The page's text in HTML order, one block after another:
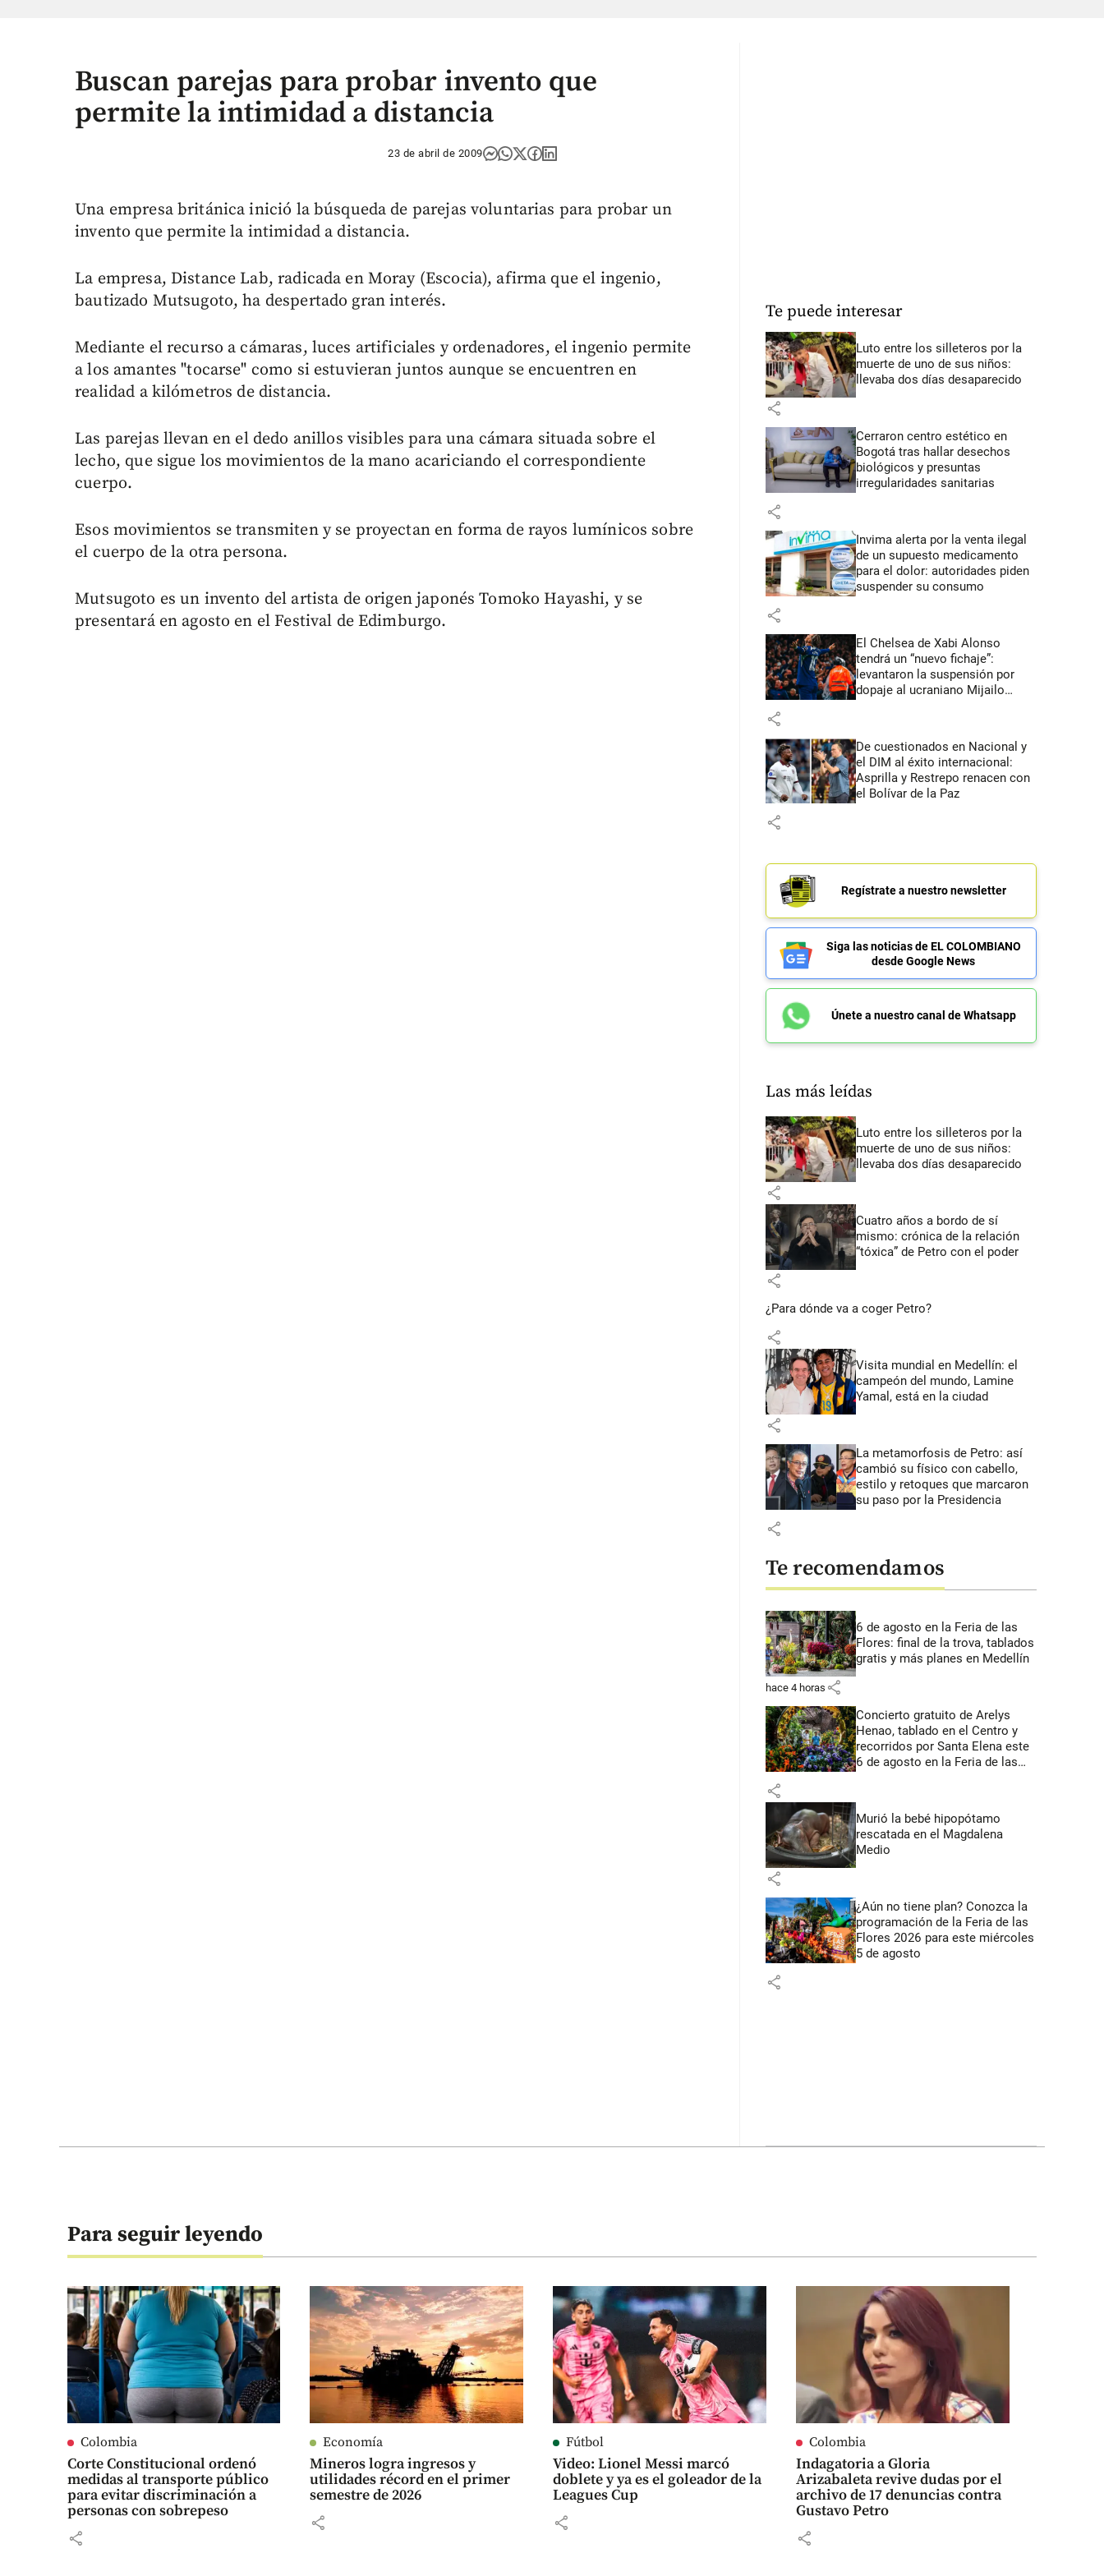
Buscan parejas para probar invento que
permite la intimidad a distancia
23 de abril de 2009
Una empresa británica inició la búsqueda de parejas voluntarias para probar un
invento que permite la intimidad a distancia.
La empresa, Distance Lab, radicada en Moray (Escocia), afirma que el ingenio,
bautizado Mutsugoto, ha despertado gran interés.
Mediante el recurso a cámaras, luces artificiales y ordenadores, el ingenio permite
a los amantes "tocarse" como si estuvieran juntos aunque se encuentren en
realidad a kilómetros de distancia.
Las parejas llevan en el dedo anillos visibles para una cámara situada sobre el
lecho, que sigue los movimientos de la mano acariciando el correspondiente
cuerpo.
Esos movimientos se transmiten y se proyectan en forma de rayos lumínicos sobre
el cuerpo de la otra persona.
Mutsugoto es un invento del artista de origen japonés Tomoko Hayashi, y se
presentará en agosto en el Festival de Edimburgo.
Te puede interesar
Luto entre los silleteros por la
muerte de uno de sus niños:
llevaba dos días desaparecido
share
Cerraron centro estético en
Bogotá tras hallar desechos
biológicos y presuntas
irregularidades sanitarias
share
Invima alerta por la venta ilegal
de un supuesto medicamento
para el dolor: autoridades piden
suspender su consumo
share
El Chelsea de Xabi Alonso
tendrá un “nuevo fichaje”:
levantaron la suspensión por
dopaje al ucraniano Mijailo
share
De cuestionados en Nacional y
el DIM al éxito internacional:
Asprilla y Restrepo renacen con
el Bolívar de la Paz
share
Regístrate a nuestro newsletter
Siga las noticias de EL COLOMBIANO
desde Google News
Únete a nuestro canal de Whatsapp
Las más leídas
Luto entre los silleteros por la
muerte de uno de sus niños:
llevaba dos días desaparecido
share
Cuatro años a bordo de sí
mismo: crónica de la relación
“tóxica” de Petro con el poder
share
¿Para dónde va a coger Petro?
share
Visita mundial en Medellín: el
campeón del mundo, Lamine
Yamal, está en la ciudad
share
La metamorfosis de Petro: así
cambió su físico con cabello,
estilo y retoques que marcaron
su paso por la Presidencia
share
Te recomendamos
6 de agosto en la Feria de las
Flores: final de la trova, tablados
gratis y más planes en Medellín
hace 4 horas share
Concierto gratuito de Arelys
Henao, tablado en el Centro y
recorridos por Santa Elena este
6 de agosto en la Feria de las
share
Murió la bebé hipopótamo
rescatada en el Magdalena
Medio
share
¿Aún no tiene plan? Conozca la
programación de la Feria de las
Flores 2026 para este miércoles
5 de agosto
share
Para seguir leyendo
Colombia
Corte Constitucional ordenó
medidas al transporte público
para evitar discriminación a
personas con sobrepeso
share
Economía
Mineros logra ingresos y
utilidades récord en el primer
semestre de 2026
share
Fútbol
Video: Lionel Messi marcó
doblete y ya es el goleador de la
Leagues Cup
share
Colombia
Indagatoria a Gloria
Arizabaleta revive dudas por el
archivo de 17 denuncias contra
Gustavo Petro
share